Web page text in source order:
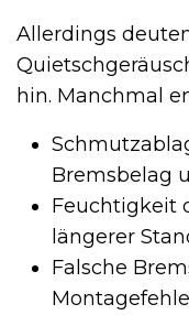
Allerdings
hin. Manchmal
Bremsbelag
Feuchtigkeit
längerer
Falsche